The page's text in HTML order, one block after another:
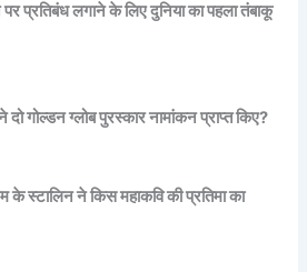
प्रतिबंध लगाने के लिए दुनिया का पहला तंबाकू
गोल्डन ग्लोब पुरस्कार नामांकन प्राप्त किए?
स्टालिन ने किस महाकवि की प्रतिमा का